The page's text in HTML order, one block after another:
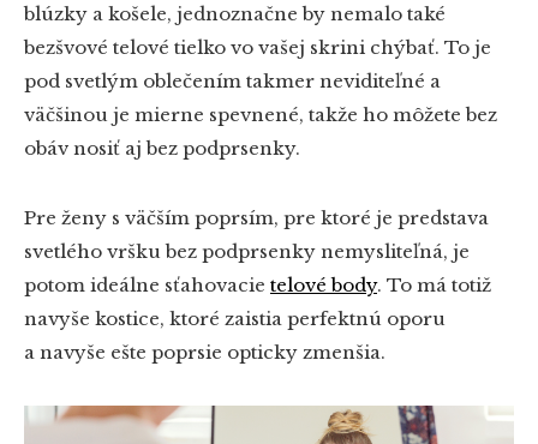
blúzky a košele, jednoznačne by nemalo také
bezšvové telové tielko vo vašej skrini chýbať. To je
pod svetlým oblečením takmer neviditeľné a
väčšinou je mierne spevnené, takže ho môžete bez
obáv nosiť aj bez podprsenky.
Pre ženy s väčším poprsím, pre ktoré je predstava
svetlého vršku bez podprsenky nemysliteľná, je
potom ideálne sťahovacie telové body. To má totiž
navyše kostice, ktoré zaistia perfektnú oporu
a navyše ešte poprsie opticky zmenšia.